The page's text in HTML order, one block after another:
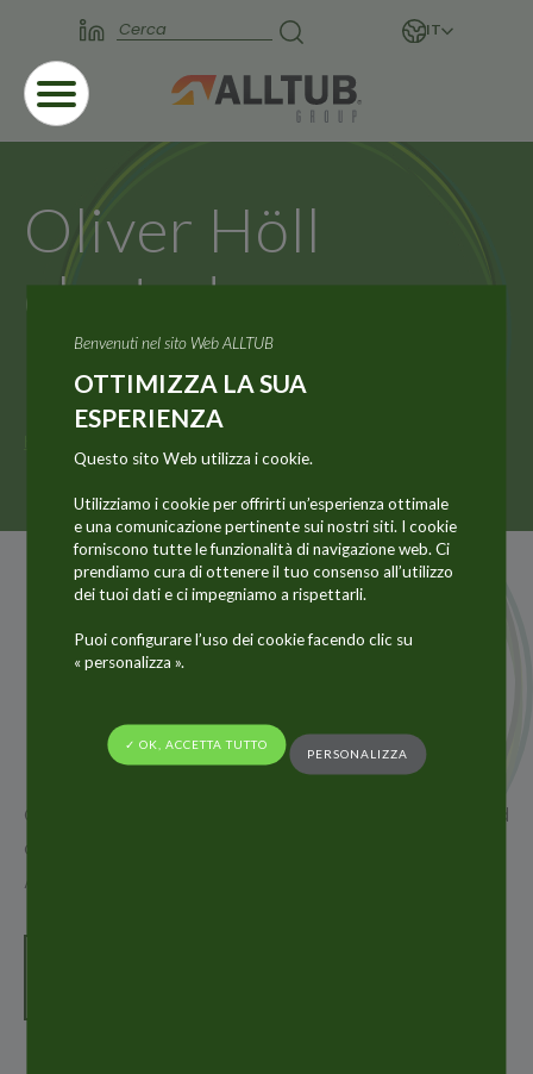
IT
Oliver Höll
elected as new
ETMA President
Oliver Höll elected as new ETMA President
11
Oliver Höll, CEO of the Alltub Group has been elected
as President of the European Tube Manufacturers
Association (etma) in June 2017.
Benvenuti nel sito Web ALLTUB
OTTIMIZZA LA SUA
ESPERIENZA
Questo sito Web utilizza i cookie.
Utilizziamo i cookie per offrirti un’esperienza ottimale
e una comunicazione pertinente sui nostri siti. I cookie
forniscono tutte le funzionalità di navigazione web. Ci
prendiamo cura di ottenere il tuo consenso all’utilizzo
dei tuoi dati e ci impegniamo a rispettarli.
Puoi configurare l’uso dei cookie facendo clic su
« personalizza ».
✓ OK, ACCETTA TUTTO
PERSONALIZZA